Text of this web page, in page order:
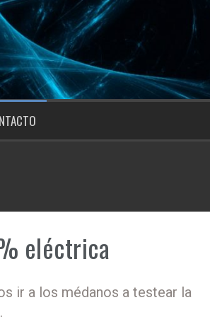
eléctrica
ir a los médanos a testear la